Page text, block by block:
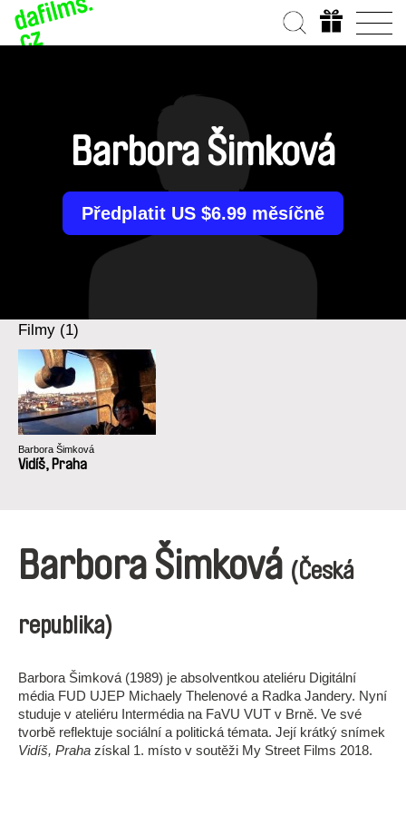
Barbora Šimková
Předplatit US $6.99 měsíčně
Filmy (1)
Barbora Šimková
Vidíš, Praha
Barbora Šimková (Česká
republika)
Barbora Šimková (1989) je absolventkou ateliéru Digitální
média FUD UJEP Michaely Thelenové a Radka Jandery. Nyní
studuje v ateliéru Intermédia na FaVU VUT v Brně. Ve své
tvorbě reflektuje sociální a politická témata. Její krátký snímek
Vidíš, Praha získal 1. místo v soutěži My Street Films 2018.